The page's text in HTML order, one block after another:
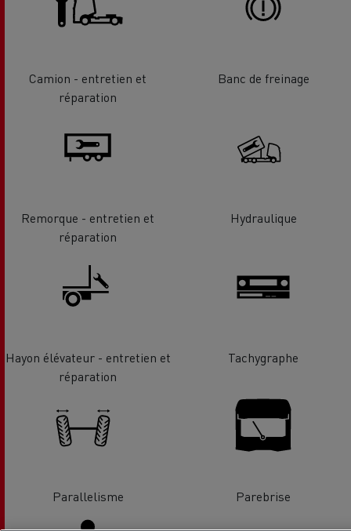
Camion - entretien et
réparation
Banc de freinage
Remorque - entretien et
réparation
Hydraulique
Hayon élévateur - entretien et
réparation
Tachygraphe
Parallelisme Parebrise